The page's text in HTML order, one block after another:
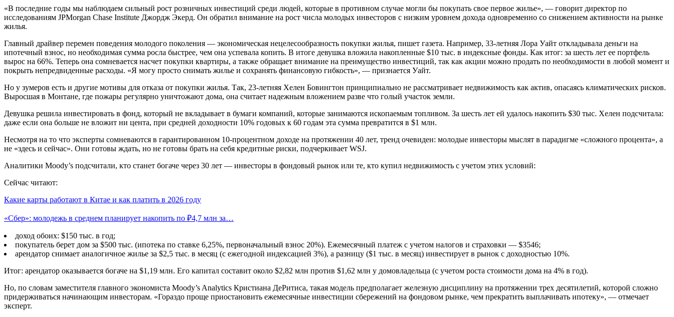
«В последние годы мы наблюдаем сильный рост розничных инвестиций среди людей, которые в противном случае могли бы покупать свое первое жилье», — говорит директор по
исследованиям JPMorgan Chase Institute Джордж Экерд. Он обратил внимание на рост числа молодых инвесторов с низким уровнем дохода одновременно со снижением активности на рынке
жилья.
Главный драйвер перемен поведения молодого поколения — экономическая нецелесообразность покупки жилья, пишет газета. Например, 33-летняя Лора Уайт откладывала деньги на
ипотечный взнос, но необходимая сумма росла быстрее, чем она успевала копить. В итоге девушка вложила накопленные $10 тыс. в индексные фонды. Как итог: за шесть лет ее портфель
вырос на 66%. Теперь она сомневается насчет покупки квартиры, а также обращает внимание на преимущество инвестиций, так как акции можно продать по необходимости в любой момент и
покрыть непредвиденные расходы. «Я могу просто снимать жилье и сохранять финансовую гибкость», — признается Уайт.
Но у зумеров есть и другие мотивы для отказа от покупки жилья. Так, 23-летняя Хелен Бовингтон принципиально не рассматривает недвижимость как актив, опасаясь климатических рисков.
Выросшая в Монтане, где пожары регулярно уничтожают дома, она считает надежным вложением разве что голый участок земли.
Девушка решила инвестировать в фонд, который не вкладывает в бумаги компаний, которые занимаются ископаемым топливом. За шесть лет ей удалось накопить $30 тыс. Хелен подсчитала:
даже если она больше не вложит ни цента, при средней доходности 10% годовых к 60 годам эта сумма превратится в $1 млн.
Несмотря на то что эксперты сомневаются в гарантированном 10-процентном доходе на протяжении 40 лет, тренд очевиден: молодые инвесторы мыслят в парадигме «сложного процента», а
не «здесь и сейчас». Они готовы ждать, но не готовы брать на себя кредитные риски, подчеркивает WSJ.
Аналитики Moody’s подсчитали, кто станет богаче через 30 лет — инвесторы в фондовый рынок или те, кто купил недвижимость с учетом этих условий:
Сейчас читают:
Какие карты работают в Китае и как платить в 2026 году
«Сбер»: молодежь в среднем планирует накопить по ₽4,7 млн за…
доход обоих: $150 тыс. в год;
покупатель берет дом за $500 тыс. (ипотека по ставке 6,25%, первоначальный взнос 20%). Ежемесячный платеж с учетом налогов и страховки — $3546;
арендатор снимает аналогичное жилье за $2,5 тыс. в месяц (с ежегодной индексацией 3%), а разницу ($1 тыс. в месяц) инвестирует в рынок с доходностью 10%.
Итог: арендатор оказывается богаче на $1,19 млн. Его капитал составит около $2,82 млн против $1,62 млн у домовладельца (с учетом роста стоимости дома на 4% в год).
Но, по словам заместителя главного экономиста Moody’s Analytics Кристиана ДеРитиса, такая модель предполагает железную дисциплину на протяжении трех десятилетий, которой сложно
придерживаться начинающим инвесторам. «Гораздо проще приостановить ежемесячные инвестиции сбережений на фондовом рынке, чем прекратить выплачивать ипотеку», — отмечает
эксперт.